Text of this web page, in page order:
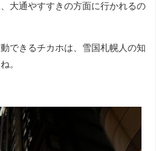
大通やすすきの方面に行かれるの
できるチカホは、雪国札幌人の知
。